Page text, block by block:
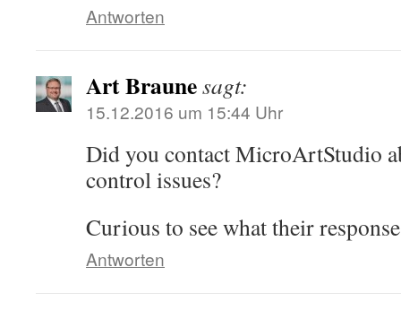
Antworten
Art Braunesagt:
15.12.2016 um 15:44 Uhr
Did you contact MicroArtStudio
control issues?
Curious to see what their
Antworten